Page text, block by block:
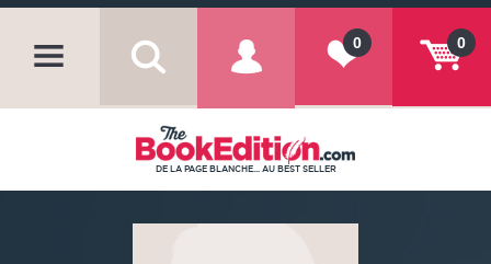
0
0
DE LA PAGE BLANCHE... AU BEST SELLER